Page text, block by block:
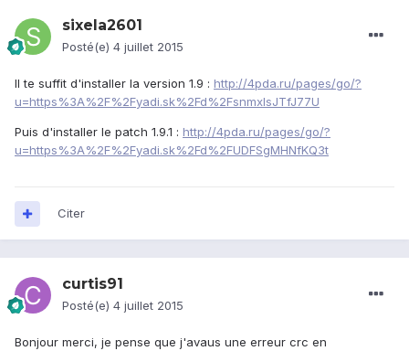
sixela2601
Posté(e) 4 juillet 2015
Il te suffit d'installer la version 1.9 : http://4pda.ru/pages/go/?
u=https%3A%2F%2Fyadi.sk%2Fd%2FsnmxIsJTfJ77U
Puis d'installer le patch 1.9.1 : http://4pda.ru/pages/go/?
u=https%3A%2F%2Fyadi.sk%2Fd%2FUDFSgMHNfKQ3t
Citer
curtis91
Posté(e) 4 juillet 2015
Bonjour merci, je pense que j'avaus une erreur crc en